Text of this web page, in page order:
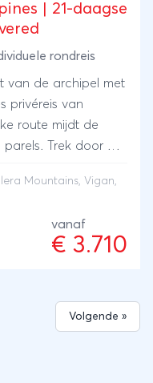
| 21-daagse
rondreis
van de archipel met
privéreis van
route mijdt de
Trek door de
bergen en
waar je per
en onontdekte
Mountains, Vigan,
vanaf
€ 3.710
Volgende »